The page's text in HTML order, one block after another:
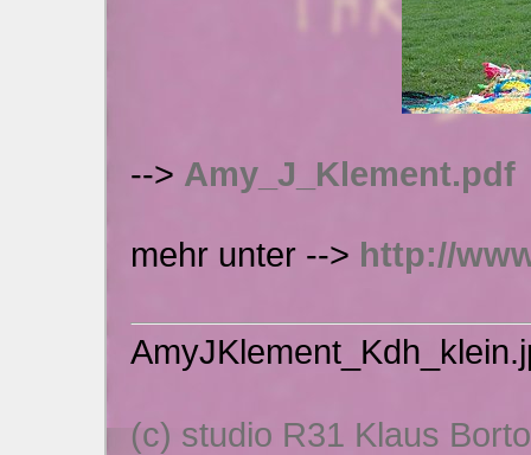
--> Amy_J_Klement.pdf
mehr unter --> http://
(c) studio R31 Klaus